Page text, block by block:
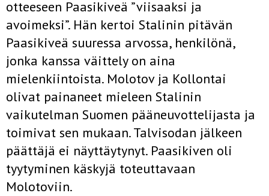
otteeseen Paasikiveä ”viisaaksi ja
avoimeksi”. Hän kertoi Stalinin pitävän
Paasikiveä suuressa arvossa, henkilönä,
jonka kanssa väittely on aina
mielenkiintoista. Molotov ja Kollontai
olivat painaneet mieleen Stalinin
vaikutelman Suomen pääneuvottelijasta ja
toimivat sen mukaan. Talvisodan jälkeen
päättäjä ei näyttäytynyt. Paasikiven oli
tyytyminen käskyjä toteuttavaan
Molotoviin.